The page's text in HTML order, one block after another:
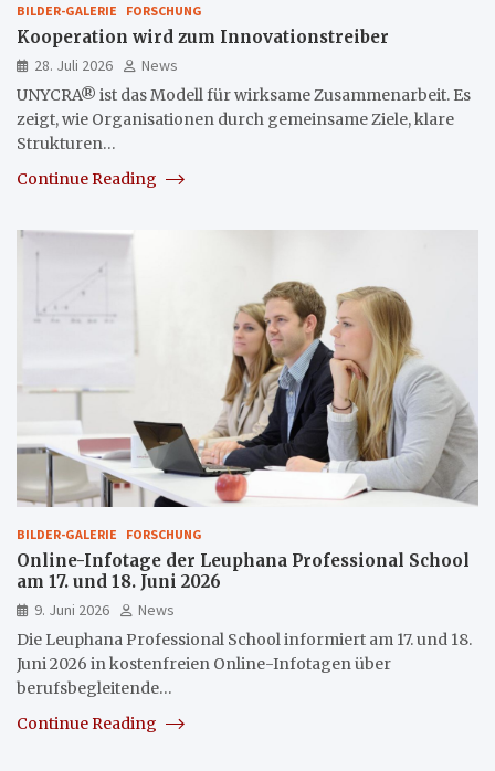
BILDER-GALERIE FORSCHUNG
Kooperation wird zum Innovationstreiber
28. Juli 2026
News
UNYCRA® ist das Modell für wirksame Zusammenarbeit. Es
zeigt, wie Organisationen durch gemeinsame Ziele, klare
Strukturen…
Continue Reading
BILDER-GALERIE FORSCHUNG
Online-Infotage der Leuphana Professional School
am 17. und 18. Juni 2026
9. Juni 2026
News
Die Leuphana Professional School informiert am 17. und 18.
Juni 2026 in kostenfreien Online-Infotagen über
berufsbegleitende…
Continue Reading